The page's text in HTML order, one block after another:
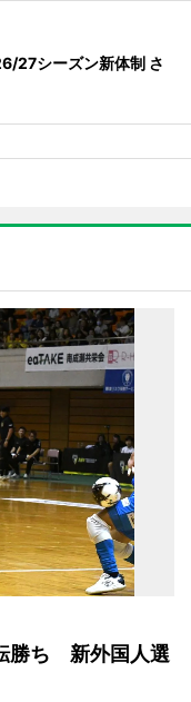
27シーズン新体制 さ
勝ち 新外国人選